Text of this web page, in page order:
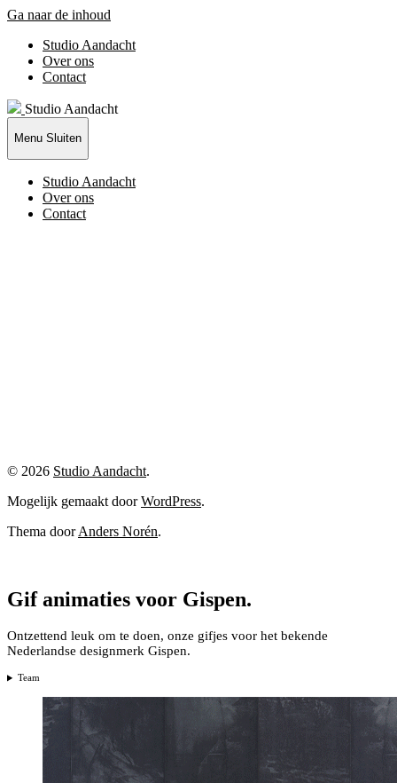
Ga naar de inhoud
Studio Aandacht
Over ons
Contact
Studio Aandacht
Menu Sluiten
Studio Aandacht
Over ons
Contact
© 2026 Studio Aandacht.
Mogelijk gemaakt doorWordPress.
Thema doorAnders Norén.
Gif animaties voor Gispen.
Ontzettend leuk om te doen, onze gifjes voor het bekende
Nederlandse designmerk Gispen.
Team